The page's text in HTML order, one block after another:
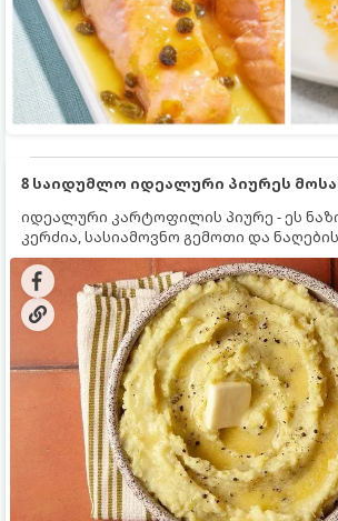
8 საიდუმლო იდეალური პიურეს
იდეალური კარტოფილის პიურე - ეს
კერძია, სასიამოვნო გემოთი და
ფერით. მისი მომზადება ძალიან
არსებობს რამდენიმე საიდუმლო,
იცოდეთ, რომ პიურე იდეალურად